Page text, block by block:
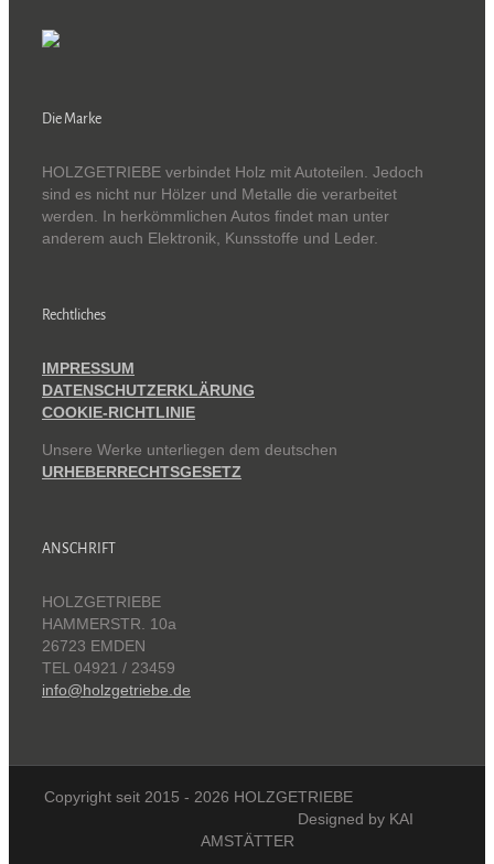
Die Marke
HOLZGETRIEBE verbindet Holz mit Autoteilen. Jedoch
sind es nicht nur Hölzer und Metalle die verarbeitet
werden. In herkömmlichen Autos findet man unter
anderem auch Elektronik, Kunsstoffe und Leder.
Rechtliches
IMPRESSUM
DATENSCHUTZERKLÄRUNG
COOKIE-RICHTLINIE
Unsere Werke unterliegen dem deutschen
URHEBERRECHTSGESETZ
ANSCHRIFT
HOLZGETRIEBE
HAMMERSTR. 10a
26723 EMDEN
TEL 04921 / 23459
info@holzgetriebe.de
Copyright seit 2015 - 2026 HOLZGETRIEBE
Designed by KAI
AMSTÄTTER